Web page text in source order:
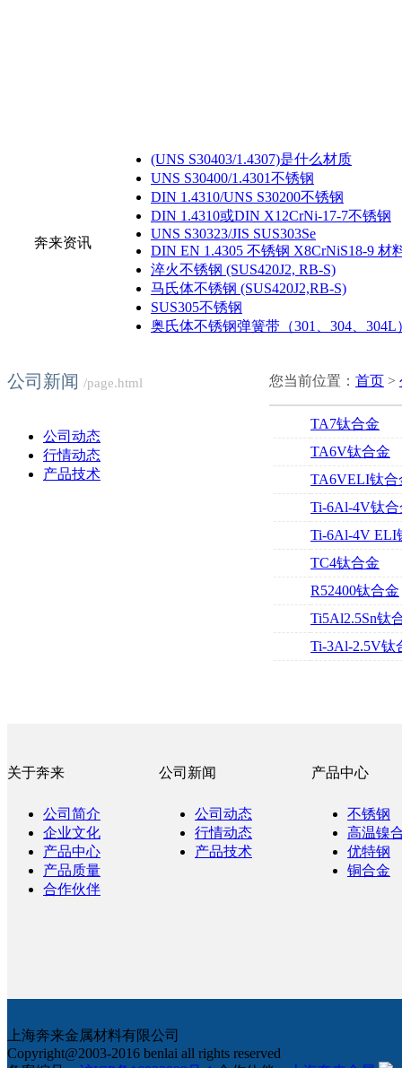
奔来资讯
(UNS S30403/1.4307)是什么材质
UNS S30400/1.4301不锈钢
DIN 1.4310/UNS S30200不锈钢
DIN 1.4310或DIN X12CrNi-17-7不锈钢
UNS S30323/JIS SUS303Se
DIN EN 1.4305 不锈钢 X8CrNiS18-9 材
淬火不锈钢 (SUS420J2, RB-S)
马氏体不锈钢 (SUS420J2,RB-S)
SUS305不锈钢
奥氏体不锈钢弹簧带（301、304、304L
公司新闻 /page.html
公司动态
行情动态
产品技术
您当前位置： 首页 >
TA7钛合金
TA6V钛合金
TA6VELI钛合
Ti-6Al-4V钛合
Ti-6Al-4V ELI
TC4钛合金
R52400钛合金
Ti5Al2.5Sn钛
Ti-3Al-2.5V钛
关于奔来
公司简介
企业文化
产品中心
产品质量
合作伙伴
公司新闻
公司动态
行情动态
产品技术
产品中心
不锈钢
高温镍
优特钢
铜合金
上海奔来金属材料有限公司
Copyright@2003-2016 benlai all rights reserved